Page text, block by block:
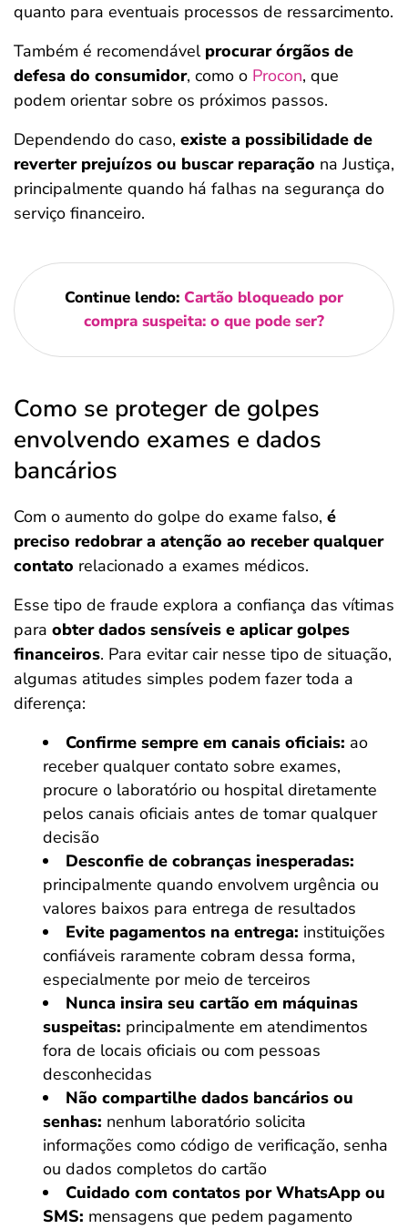
quanto para eventuais processos de ressarcimento.
Também é recomendável procurar órgãos de
defesa do consumidor, como o Procon, que
podem orientar sobre os próximos passos.
Dependendo do caso, existe a possibilidade de
reverter prejuízos ou buscar reparação na Justiça,
principalmente quando há falhas na segurança do
serviço financeiro.
Continue lendo: Cartão bloqueado por
compra suspeita: o que pode ser?
Como se proteger de golpes
envolvendo exames e dados
bancários
Com o aumento do golpe do exame falso, é
preciso redobrar a atenção ao receber qualquer
contato relacionado a exames médicos.
Esse tipo de fraude explora a confiança das vítimas
para obter dados sensíveis e aplicar golpes
financeiros. Para evitar cair nesse tipo de situação,
algumas atitudes simples podem fazer toda a
diferença:
Confirme sempre em canais oficiais: ao
receber qualquer contato sobre exames,
procure o laboratório ou hospital diretamente
pelos canais oficiais antes de tomar qualquer
decisão
Desconfie de cobranças inesperadas:
principalmente quando envolvem urgência ou
valores baixos para entrega de resultados
Evite pagamentos na entrega: instituições
confiáveis raramente cobram dessa forma,
especialmente por meio de terceiros
Nunca insira seu cartão em máquinas
suspeitas: principalmente em atendimentos
fora de locais oficiais ou com pessoas
desconhecidas
Não compartilhe dados bancários ou
senhas: nenhum laboratório solicita
informações como código de verificação, senha
ou dados completos do cartão
Cuidado com contatos por WhatsApp ou
SMS: mensagens que pedem pagamento